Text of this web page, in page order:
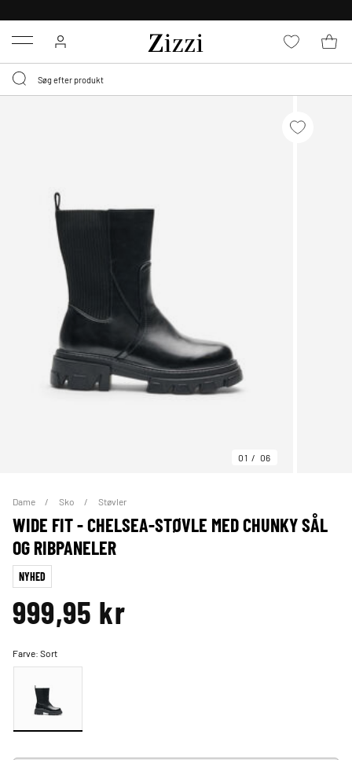
Menu
01 06
Dame Sko Støvler
WIDE FIT - CHELSEA-STØVLE MED CHUNKY SÅL
OG RIBPANELER
NYHED
999,95 kr
Farve:Sort